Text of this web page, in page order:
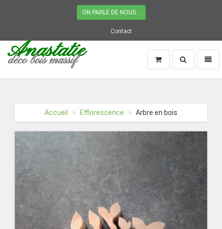
ON PARLE DE NOUS...
Contact
Anastatie
déco bois massif
d'accueil
Recherche
Accueil Efflorescence Arbre en bois